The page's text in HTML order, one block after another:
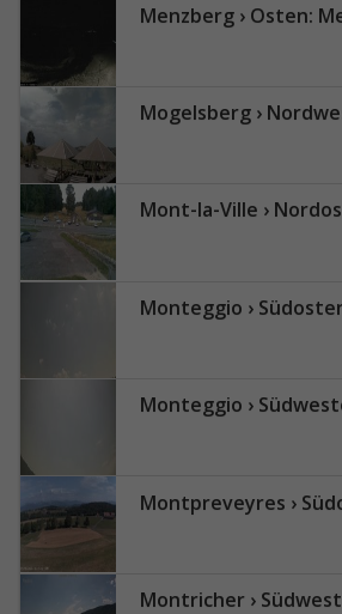
Menzberg › Osten:
Mogelsberg › Nordwesten:
Mont-la-Ville › Nordosten:
Monteggio ›
Monteggio ›
Montpreveyres › Südosten:
Montricher ›